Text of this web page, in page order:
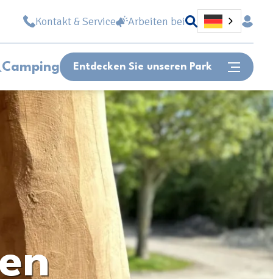
Kontakt & Service Arbeiten bei
Camping Entdecken Sie unseren Park
Oder schnell zu...
Lageplan
Öffnungszeit
Stellenangebote
Können wir Ihnen helfen?
Kontakt & häufig gestellte Fragen